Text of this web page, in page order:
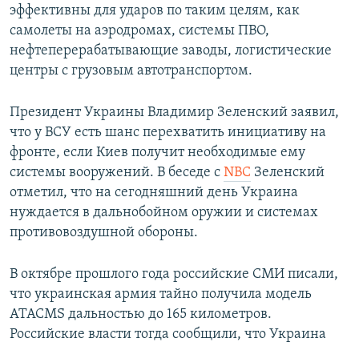
эффективны для ударов по таким целям, как
самолеты на аэродромах, системы ПВО,
нефтеперерабатывающие заводы, логистические
центры с грузовым автотранспортом.
Президент Украины Владимир Зеленский заявил,
что у ВСУ есть шанс перехватить инициативу на
фронте, если Киев получит необходимые ему
системы вооружений. В беседе с NBC Зеленский
отметил, что на сегодняшний день Украина
нуждается в дальнобойном оружии и системах
противовоздушной обороны.
В октябре прошлого года российские СМИ писали,
что украинская армия тайно получила модель
ATACMS дальностью до 165 километров.
Российские власти тогда сообщили, что Украина